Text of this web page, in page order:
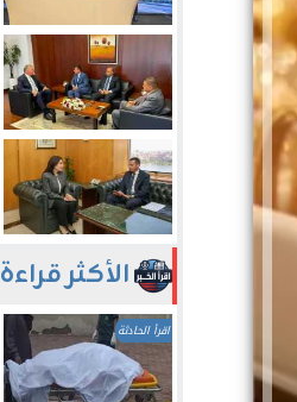
الأكثر قراءة
اقرأ الحادثة